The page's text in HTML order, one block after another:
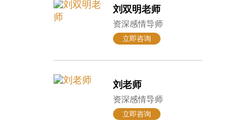
刘双明老师
资深感情导师
立即咨询
刘老师
资深感情导师
立即咨询